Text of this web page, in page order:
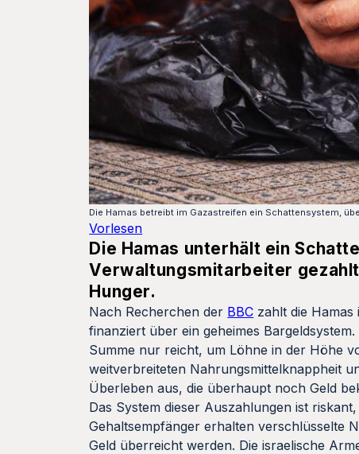
Die Hamas betreibt im Gazastreifen ein Schattensystem,
Vorlesen
Die Hamas unterhält ein
Verwaltungsmitarbeiter
Hunger.
Nach Recherchen der BBC zahlt die
finanziert über ein geheimes
Summe nur reicht, um Löhne in der Höhe
weitverbreiteten Nahrungsmittelknappheit
Überleben aus, die überhaupt noch Geld
Das System dieser Auszahlungen ist
Gehaltsempfänger erhalten verschlüsselte
Geld überreicht werden. Die israelische